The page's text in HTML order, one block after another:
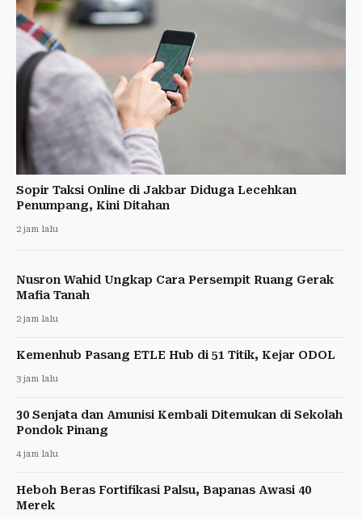
Sopir Taksi Online di Jakbar Diduga Lecehkan
Penumpang, Kini Ditahan
2 jam lalu
Nusron Wahid Ungkap Cara Persempit Ruang Gerak
Mafia Tanah
2 jam lalu
Kemenhub Pasang ETLE Hub di 51 Titik, Kejar ODOL
3 jam lalu
30 Senjata dan Amunisi Kembali Ditemukan di Sekolah
Pondok Pinang
4 jam lalu
Heboh Beras Fortifikasi Palsu, Bapanas Awasi 40
Merek